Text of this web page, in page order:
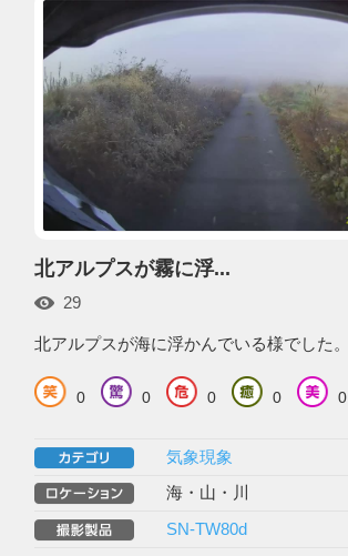
北アルプスが霧に浮...
29
北アルプスが海に浮かんでいる様でした。
0 0 0 0 0
気象現象
海・山・川
SN-TW80d